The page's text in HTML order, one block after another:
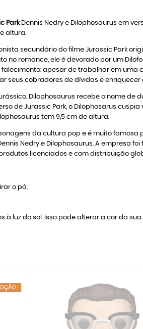
ParkDennis Nedry e Dilophosaurus em
altura.
secundário do filme Jurassic Park
romance, ele é devorado por um
apesar de trabalhar em uma
seus cobradores de dívidas e enriquecer
Dilophosaurus recebe o nome de
de Jurassic Park, o Dilophosarus
tem 9,5 cm de altura.
da cultura pop e é muito famosa
Nedry e Dilophosaurus. A empresa
licenciados e com distribuição
o pó;
à luz do sol. Isso pode alterar a cor da sua